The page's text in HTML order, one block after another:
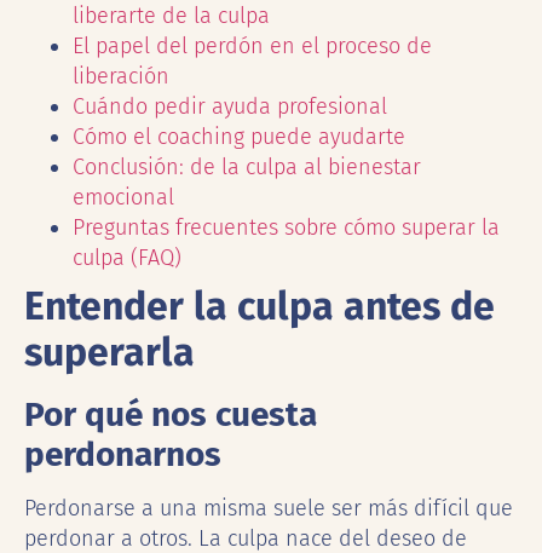
liberarte de la culpa
El papel del perdón en el proceso de
liberación
Cuándo pedir ayuda profesional
Cómo el coaching puede ayudarte
Conclusión: de la culpa al bienestar
emocional
Preguntas frecuentes sobre cómo superar la
culpa (FAQ)
Entender la culpa antes de
superarla
Por qué nos cuesta
perdonarnos
Perdonarse a una misma suele ser más difícil que
perdonar a otros. La culpa nace del deseo de